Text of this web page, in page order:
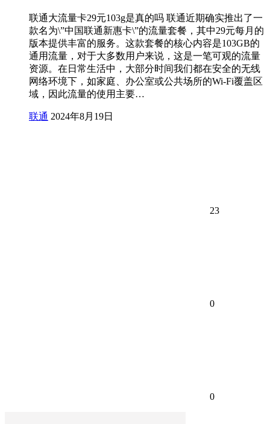
联通大流量卡29元103g是真的吗 联通近期确实推出了一
款名为\”中国联通新惠卡\”的流量套餐，其中29元每月的
版本提供丰富的服务。这款套餐的核心内容是103GB的
通用流量，对于大多数用户来说，这是一笔可观的流量
资源。在日常生活中，大部分时间我们都在安全的无线
网络环境下，如家庭、办公室或公共场所的Wi-Fi覆盖区
域，因此流量的使用主要…
联通 2024年8月19日
23
0
0